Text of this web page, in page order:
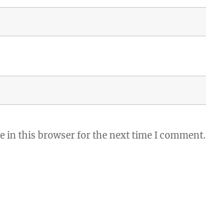
in this browser for the next time I comment.